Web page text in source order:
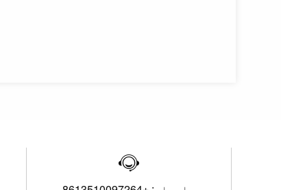
